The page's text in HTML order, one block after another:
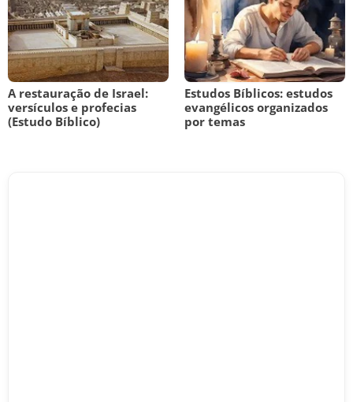
A restauração de Israel:
versículos e profecias
(Estudo Bíblico)
Estudos Bíblicos: estudos
evangélicos organizados
por temas